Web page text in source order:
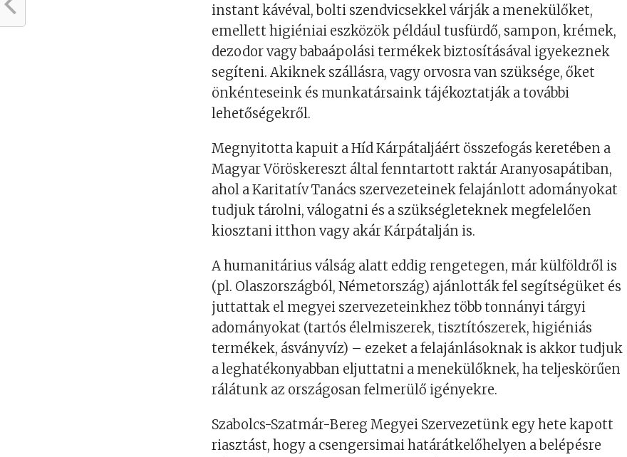
instant kávéval, bolti szendvicsekkel várják a menekülőket,
emellett higiéniai eszközök például tusfürdő, sampon, krémek,
dezodor vagy babaápolási termékek biztosításával igyekeznek
segíteni. Akiknek szállásra, vagy orvosra van szüksége, őket
önkénteseink és munkatársaink tájékoztatják a további
lehetőségekről.
Megnyitotta kapuit a Híd Kárpátaljáért összefogás keretében a
Magyar Vöröskereszt által fenntartott raktár Aranyosapátiban,
ahol a Karitatív Tanács szervezeteinek felajánlott adományokat
tudjuk tárolni, válogatni és a szükségleteknek megfelelően
kiosztani itthon vagy akár Kárpátalján is.
A humanitárius válság alatt eddig rengetegen, már külföldről is
(pl. Olaszországból, Németország) ajánlották fel segítségüket és
juttattak el megyei szervezeteinkhez több tonnányi tárgyi
adományokat (tartós élelmiszerek, tisztítószerek, higiéniás
termékek, ásványvíz) – ezeket a felajánlásoknak is akkor tudjuk
a leghatékonyabban eljuttatni a menekülőknek, ha teljeskörűen
rálátunk az országosan felmerülő igényekre.
Szabolcs-Szatmár-Bereg Megyei Szervezetünk egy hete kapott
riasztást, hogy a csengersimai határátkelőhelyen a belépésre